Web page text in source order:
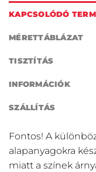
KAPCSOLÓDÓ
MÉRETTÁBLÁZAT
TISZTÍTÁS
INFORMÁCIÓK
SZÁLLÍTÁS
Fontos! A
alapanyagokra
miatt a színek